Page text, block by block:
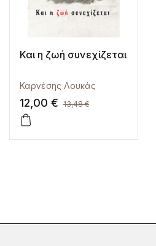
Και η ζωή συνεχίζεται
Καρνέσης Λουκάς
12,00 € 13,48€